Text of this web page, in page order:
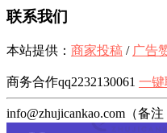
联系我们
本站提供： 商家投稿 / 广告
商务合作qq2232130061 一键
info@zhujicankao.com（备